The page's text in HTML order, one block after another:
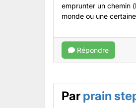
emprunter un chemin
monde ou une
Répondre
Par prain